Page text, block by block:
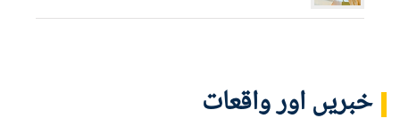
خبریں اور واقعات